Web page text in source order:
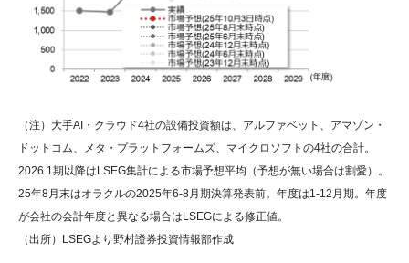
（注）大手AI・クラウド4社の設備投資額は、アルファベット、アマゾン・
ドットコム、メタ・プラットフォームズ、マイクロソフトの4社の合計。
2026.1期以降はLSEG集計による市場予想平均（予想が無い場合は割愛）。
25年8月末はオラクルの2025年6-8月期決算発表前。年度は1-12月期。年度
が会社の会計年度と異なる場合はLSEGによる修正値。
（出所）LSEGより野村證券投資情報部作成